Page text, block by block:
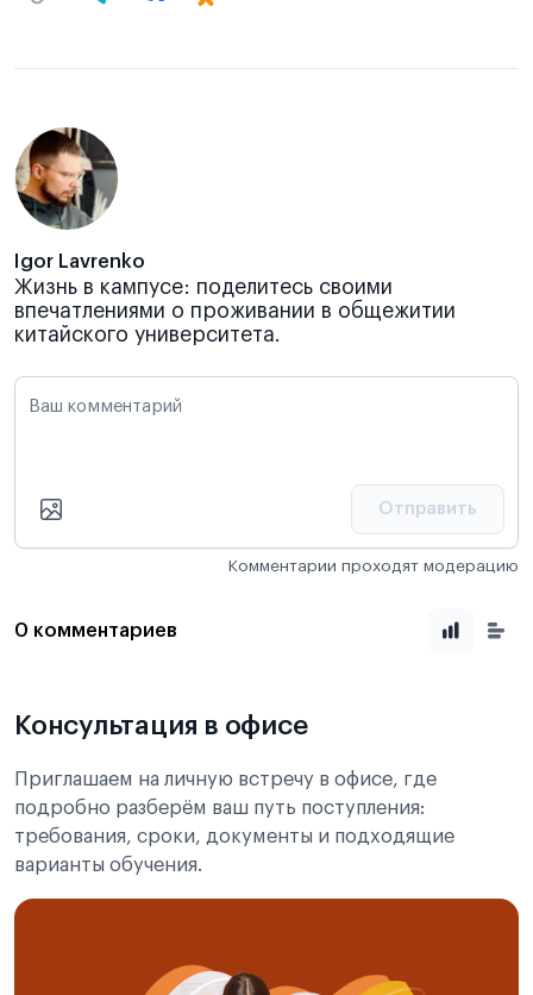
Igor Lavrenko
Жизнь в кампусе: поделитесь своими
впечатлениями о проживании в общежитии
китайского университета.
Ваш комментарий
Отправить
Комментарии проходят модерацию
0 комментариев
Консультация в офисе
Приглашаем на личную встречу в офисе, где
подробно разберём ваш путь поступления:
требования, сроки, документы и подходящие
варианты обучения.